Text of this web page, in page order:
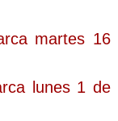
martes 16
lunes 1 de